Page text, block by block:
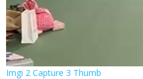
Imgi 2 Capture 3 Thumb